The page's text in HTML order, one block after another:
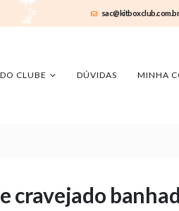
sac@kitboxclub.com.br
CLUBE DÚVIDAS MINHA
cravejado